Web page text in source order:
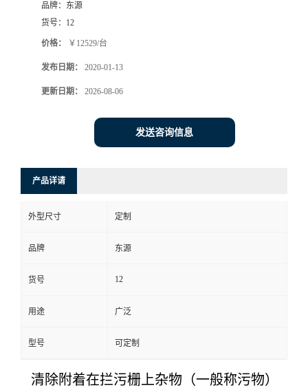
品牌： 东源
货号： 12
价格： ￥12529/台
发布日期： 2020-01-13
更新日期： 2026-08-06
发送咨询信息
产品详请
外型尺寸 定制
品牌 东源
货号 12
用途 广泛
型号 可定制
清除附着在拦污栅上杂物（一般称污物）